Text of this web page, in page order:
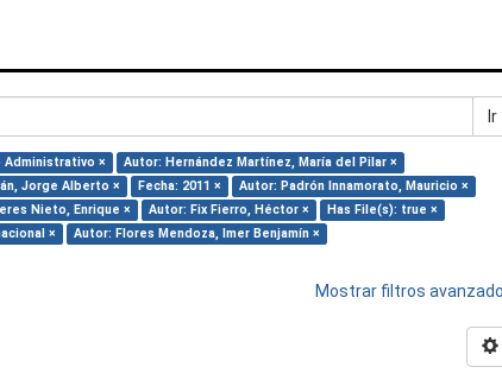
Ir
Administrativo ×
Autor: Hernández Martínez, María del Pilar ×
Jorge Alberto × Fecha: 2011 ×
Autor: Padrón Innamorato, Mauricio ×
Nieto, Enrique × Autor: Fix Fierro, Héctor ×
Has File(s): true ×
×
Autor: Flores Mendoza, Imer Benjamín ×
Mostrar filtros